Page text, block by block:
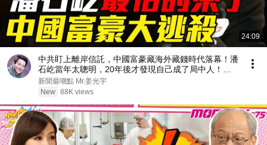
24:09
中共盯上離岸信託，中國富豪藏海外藏錢時代落幕！潘
石屹當年太聰明，20年後才發現自己成了局中人！
『新聞最嘲點 姜光宇』2026.0808
新聞最嘲點 Mr.姜光宇
New 88K views